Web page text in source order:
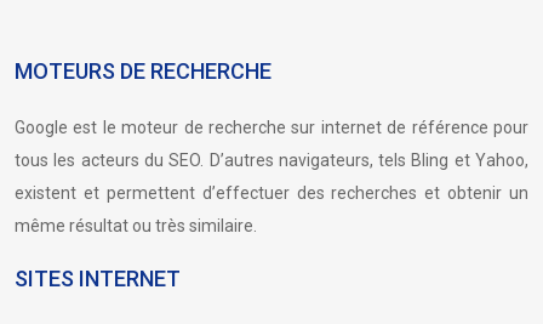
MOTEURS DE RECHERCHE
Google est le moteur de recherche sur internet de référence pour
tous les acteurs du SEO. D’autres navigateurs, tels Bling et Yahoo,
existent et permettent d’effectuer des recherches et obtenir un
même résultat ou très similaire.
SITES INTERNET